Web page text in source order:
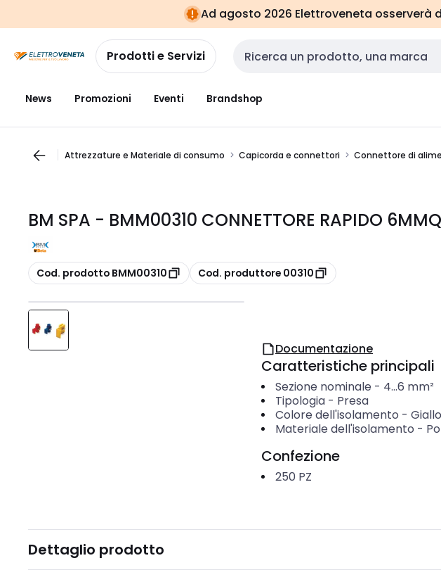
navigazionealla
pagina
Ad agosto 2026 Elettroveneta osserverà
Prodotti e Servizi Cerca input
News Promozioni Eventi Brandshop
Attrezzature e Materiale di consumo Capicorda e connettori Connettore di
BM SPA - BMM00310 CONNETTORE RAPIDO 6MMQ
copia
Cod. prodotto BMM00310 copia
Cod. produttore 00310
Documentazione
Caratteristiche principali
Sezione nominale - 4...6 mm²
Tipologia- Presa
Colore dell'isolamento - Giallo
Materiale dell'isolamento -
Confezione
250 PZ
Dettaglio prodotto